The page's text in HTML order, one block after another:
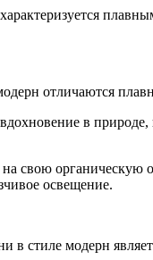
в
отличаются
в природе,
свою органическую
освещение.
стиле модерн